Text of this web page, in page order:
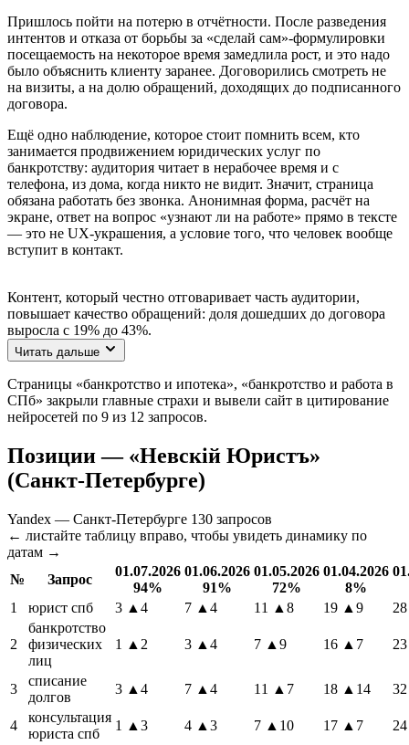
Пришлось пойти на потерю в отчётности. После разведения
интентов и отказа от борьбы за «сделай сам»-формулировки
посещаемость на некоторое время замедлила рост, и это надо
было объяснить клиенту заранее. Договорились смотреть не
на визиты, а на долю обращений, доходящих до подписанного
договора.
Ещё одно наблюдение, которое стоит помнить всем, кто
занимается продвижением юридических услуг по
банкротству: аудитория читает в нерабочее время и с
телефона, из дома, когда никто не видит. Значит, страница
обязана работать без звонка. Анонимная форма, расчёт на
экране, ответ на вопрос «узнают ли на работе» прямо в тексте
— это не UX-украшения, а условие того, что человек вообще
вступит в контакт.
Контент, который честно отговаривает часть аудитории,
повышает качество обращений: доля дошедших до договора
выросла с 19% до 43%.
Читать дальше
Страницы «банкротство и ипотека», «банкротство и работа в
СПб» закрыли главные страхи и вывели сайт в цитирование
нейросетей по 9 из 12 запросов.
Позиции — «Невскій Юристъ»
(Санкт-Петербурге)
Yandex — Санкт-Петербурге 130 запросов
← листайте таблицу вправо, чтобы увидеть динамику по
датам →
№
Запрос
01.07.2026
94%
01.06.2026
91%
01.05.2026
72%
01.04.2026
8%
1 юрист спб 3 ▲4 7 ▲4 11 ▲8 19 ▲9 28
2
банкротство
физических
лиц
1 ▲2 3 ▲4 7 ▲9 16 ▲7 23
3
списание
долгов
3 ▲4 7 ▲4 11 ▲7 18 ▲14 32
4
консультация
юриста спб
1 ▲3 4 ▲3 7 ▲10 17 ▲7 24